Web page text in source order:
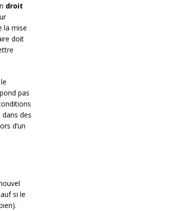
droit
la mise
doit
pas
des
d’un
si le